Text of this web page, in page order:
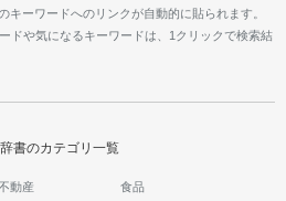
キーワードへのリンクが自動的に貼られます。
ドや気になるキーワードは、1クリックで検索結
書のカテゴリ一覧
動産 食品